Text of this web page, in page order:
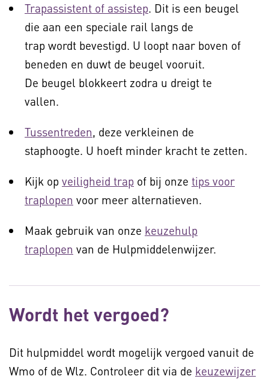
Trapassistent of assistep. Dit is een beugel
die aan een speciale rail langs de
trap wordt bevestigd. U loopt naar boven of
beneden en duwt de beugel vooruit.
De beugel blokkeert zodra u dreigt te
vallen.
Tussentreden, deze verkleinen de
staphoogte. U hoeft minder kracht te zetten.
Kijk op veiligheid trap of bij onze tips voor
traplopen voor meer alternatieven.
Maak gebruik van onze keuzehulp
traplopen van de Hulpmiddelenwijzer.
Wordt het vergoed?
Dit hulpmiddel wordt mogelijk vergoed vanuit de
Wmo of de Wlz. Controleer dit via de keuzewijzer